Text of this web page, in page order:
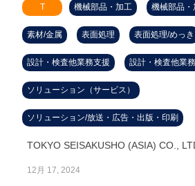
T 機械部品・加工 機械部品
素材/金属 表面処理 表面処理/めっき
設計・検査他業務支援 設計・検査他業
ソリューション（サービス）
ソリューション/放送・広告・出版・印刷
TOKYO SEISAKUSHO (ASIA) CO.,
12月 17, 2024